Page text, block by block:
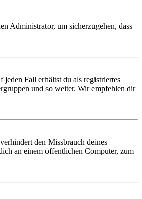
Administrator, um sicherzugehen, dass
Fall erhältst du als registriertes
und so weiter. Wir empfehlen dir
den Missbrauch deines
an einem öffentlichen Computer, zum